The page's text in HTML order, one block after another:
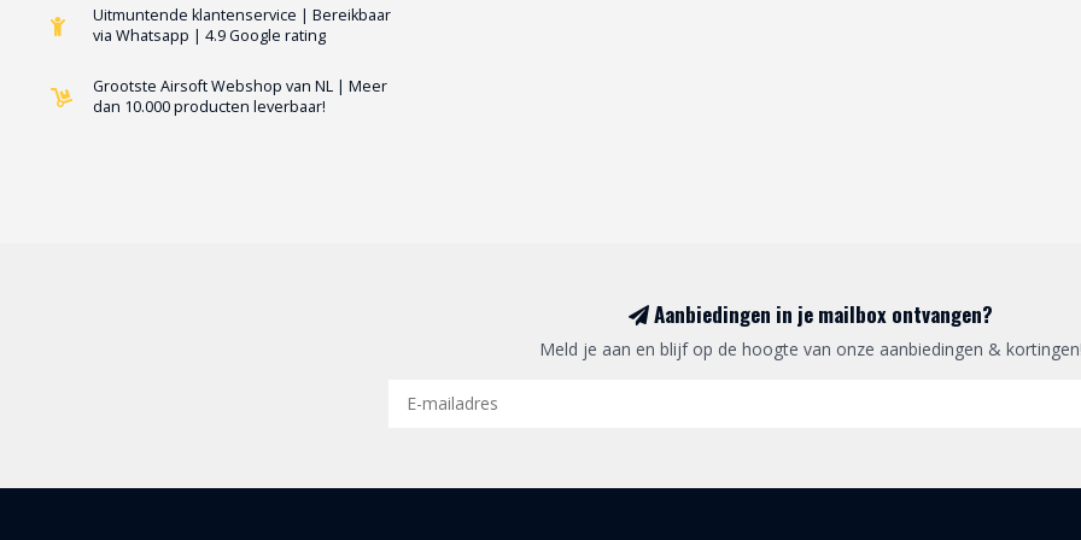
Uitmuntende klantenservice | Bereikbaar
via Whatsapp | 4.9 Google rating
Grootste Airsoft Webshop van NL | Meer
dan 10.000 producten leverbaar!
Aanbiedingen in je mailbox ontvangen?
Meld je aan en blijf op de hoogte van onze aanbiedingen & kortingen!